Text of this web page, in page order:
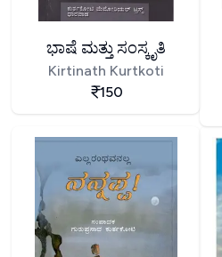
ಭಾಷೆ ಮತ್ತು ಸಂಸ್ಕೃತಿ
Kirtinath Kurtkoti
150